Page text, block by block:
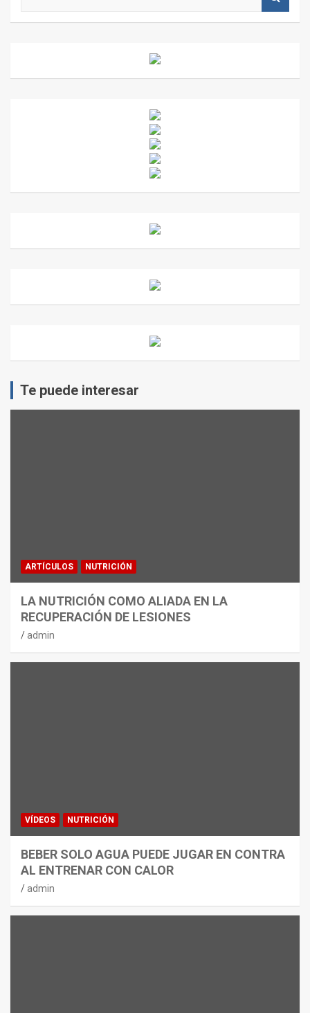
Te puede interesar
ARTÍCULOS NUTRICIÓN
LA NUTRICIÓN COMO ALIADA EN LA
RECUPERACIÓN DE LESIONES
admin
VÍDEOS NUTRICIÓN
BEBER SOLO AGUA PUEDE JUGAR EN CONTRA
AL ENTRENAR CON CALOR
admin